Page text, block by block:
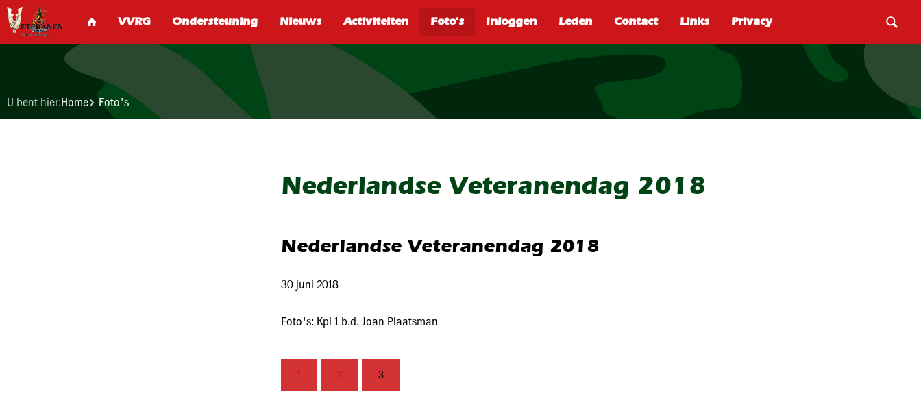
SEARCH
U bent hier:Home Foto's
Nederlandse Veteranendag 2018
Nederlandse Veteranendag 2018
30 juni 2018
Foto's: Kpl 1 b.d. Joan Plaatsman
1 2 3